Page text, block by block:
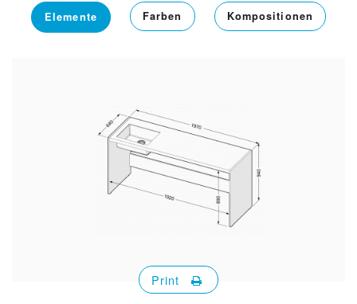
Elemente Farben Kompositionen
Print